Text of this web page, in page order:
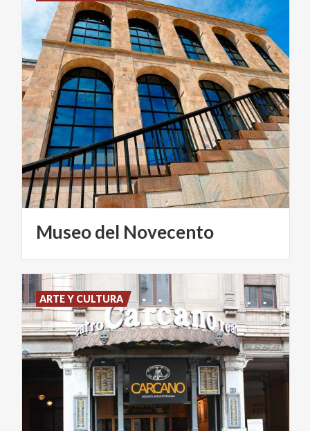
Museodel Novecento
ARTE Y CULTURA